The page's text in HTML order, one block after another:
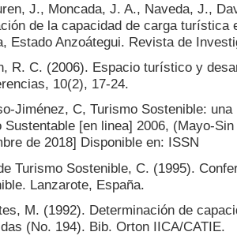
J., Moncada, J. A., Naveda, J.,
de la capacidad de carga turística
Estado Anzoátegui. Revista de
R. C. (2006). Espacio turístico y
10(2), 17-24.
Jiménez, C, Turismo Sostenible:
Sustentable [en linea] 2006, (Mayo-
de 2018] Disponible en: ISSN
Turismo Sostenible, C. (1995).
Lanzarote, España.
M. (1992). Determinación de
(No. 194). Bib. Orton IICA/CATIE.